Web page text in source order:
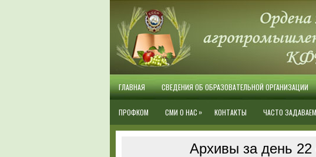
ГЛАВНАЯ СВЕДЕНИЯ ОБ ОБРАЗОВАТЕЛЬНОЙ ОРГАНИЗАЦИИ
ПРОФКОМ СМИ О НАС » КОНТАКТЫ ЧАСТО
Архивы за день 22